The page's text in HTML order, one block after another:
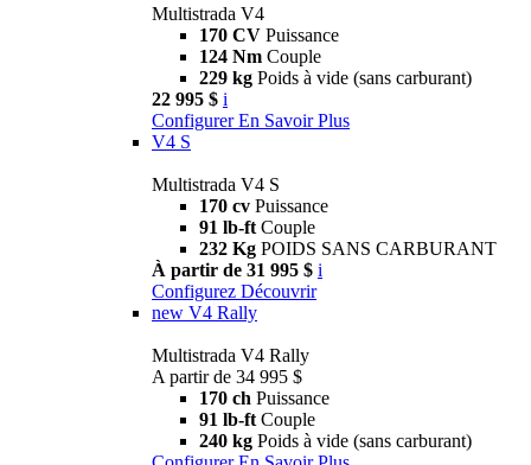
Multistrada V4
170 CV Puissance
124 Nm Couple
229 kg Poids à vide (sans carburant)
22 995 $ i
Configurer En Savoir Plus
V4 S
Multistrada V4 S
170 cv Puissance
91 lb-ft Couple
232 Kg POIDS SANS CARBURANT
À partir de 31 995 $ i
Configurez Découvrir
new V4 Rally
Multistrada V4 Rally
A partir de 34 995 $
170 ch Puissance
91 lb-ft Couple
240 kg Poids à vide (sans carburant)